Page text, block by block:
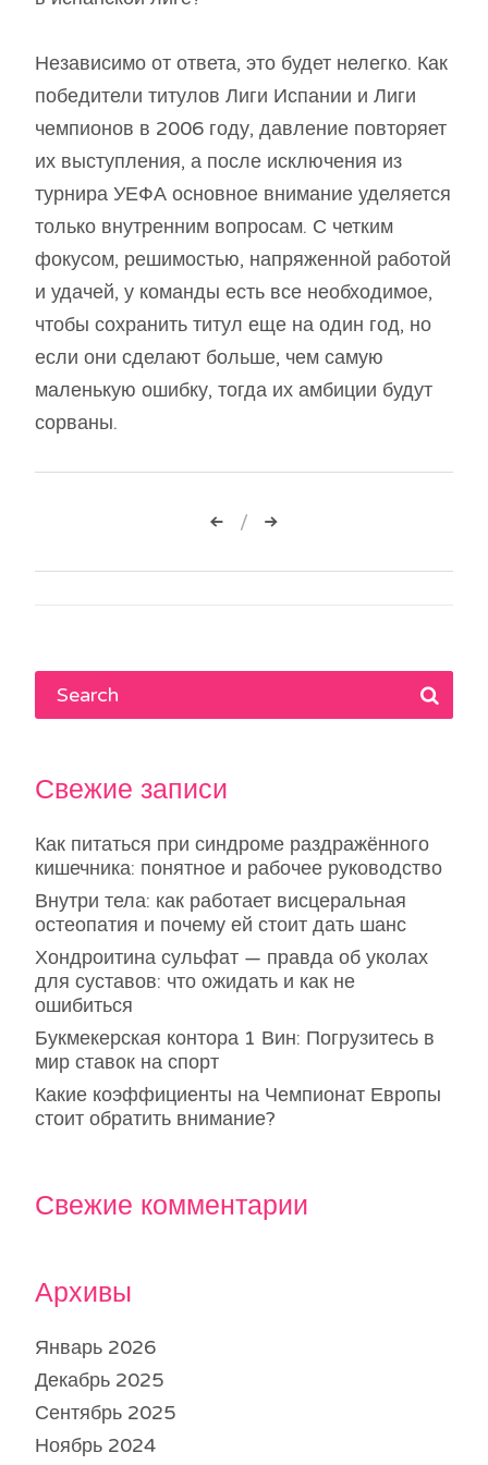
Независимо от ответа, это будет нелегко. Как
победители титулов Лиги Испании и Лиги
чемпионов в 2006 году, давление повторяет
их выступления, а после исключения из
турнира УЕФА основное внимание уделяется
только внутренним вопросам. С четким
фокусом, решимостью, напряженной работой
и удачей, у команды есть все необходимое,
чтобы сохранить титул еще на один год, но
если они сделают больше, чем самую
маленькую ошибку, тогда их амбиции будут
сорваны.
Навигация
по
Свежие записи
Как питаться при синдроме раздражённого
кишечника: понятное и рабочее руководство
Внутри тела: как работает висцеральная
остеопатия и почему ей стоит дать шанс
Хондроитина сульфат — правда об уколах
для суставов: что ожидать и как не
ошибиться
Букмекерская контора 1 Вин: Погрузитесь в
мир ставок на спорт
Какие коэффициенты на Чемпионат Европы
стоит обратить внимание?
Свежие комментарии
Архивы
Январь 2026
Декабрь 2025
Сентябрь 2025
Ноябрь 2024